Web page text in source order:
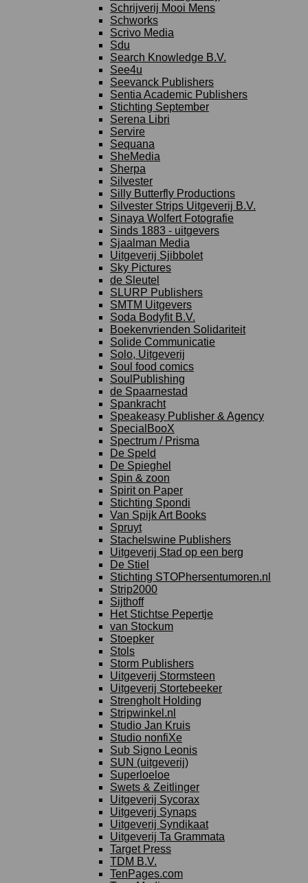
Schrijverij Mooi Mens
Schworks
Scrivo Media
Sdu
Search Knowledge B.V.
See4u
Seevanck Publishers
Sentia Academic Publishers
Stichting September
Serena Libri
Servire
Sequana
SheMedia
Sherpa
Silvester
Silly Butterfly Productions
Silvester Strips Uitgeverij B.V.
Sinaya Wolfert Fotografie
Sinds 1883 - uitgevers
Sjaalman Media
Uitgeverij Sjibbolet
Sky Pictures
de Sleutel
SLURP Publishers
SMTM Uitgevers
Soda Bodyfit B.V.
Boekenvrienden Solidariteit
Solide Communicatie
Solo, Uitgeverij
Soul food comics
SoulPublishing
de Spaarnestad
Spankracht
Speakeasy Publisher & Agency
SpecialBooX
Spectrum / Prisma
De Speld
De Spieghel
Spin & zoon
Spirit on Paper
Stichting Spondi
Van Spijk Art Books
Spruyt
Stachelswine Publishers
Uitgeverij Stad op een berg
De Stiel
Stichting STOPhersentumoren.nl
Strip2000
Sijthoff
Het Stichtse Pepertje
van Stockum
Stoepker
Stols
Storm Publishers
Uitgeverij Stormsteen
Uitgeverij Stortebeeker
Strengholt Holding
Stripwinkel.nl
Studio Jan Kruis
Studio nonfiXe
Sub Signo Leonis
SUN (uitgeverij)
Superloeloe
Swets & Zeitlinger
Uitgeverij Sycorax
Uitgeverij Synaps
Uitgeverij Syndikaat
Uitgeverij Ta Grammata
Target Press
TDM B.V.
TenPages.com